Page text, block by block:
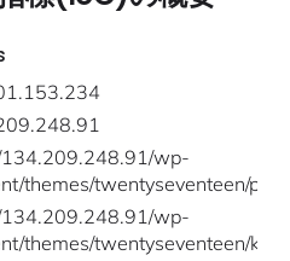
134.209.248.91/wp-
themes/twentyseventeen/
134.209.248.91/wp-
themes/twentyseventeen/